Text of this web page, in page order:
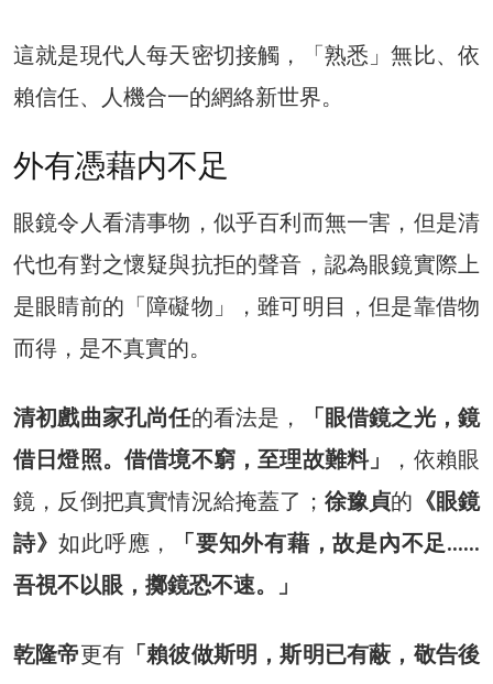
這就是現代人每天密切接觸，「熟悉」無比、依
賴信任、人機合一的網絡新世界。
外有憑藉内不足
眼鏡令人看清事物，似乎百利而無一害，但是清
代也有對之懷疑與抗拒的聲音，認為眼鏡實際上
是眼睛前的「障礙物」，雖可明目，但是靠借物
而得，是不真實的。
清初戲曲家孔尚任的看法是，
「眼借鏡之光，鏡
借日燈照。借借境不窮，至理故難料」
，依賴眼
鏡，反倒把真實情況給掩蓋了； 徐豫貞的 《眼鏡
詩》如此呼應，
「要知外有藉，故是內不足……
吾視不以眼，擲鏡恐不速。」
乾隆帝更有 「賴彼做斯明，斯明已有蔽，敬告後